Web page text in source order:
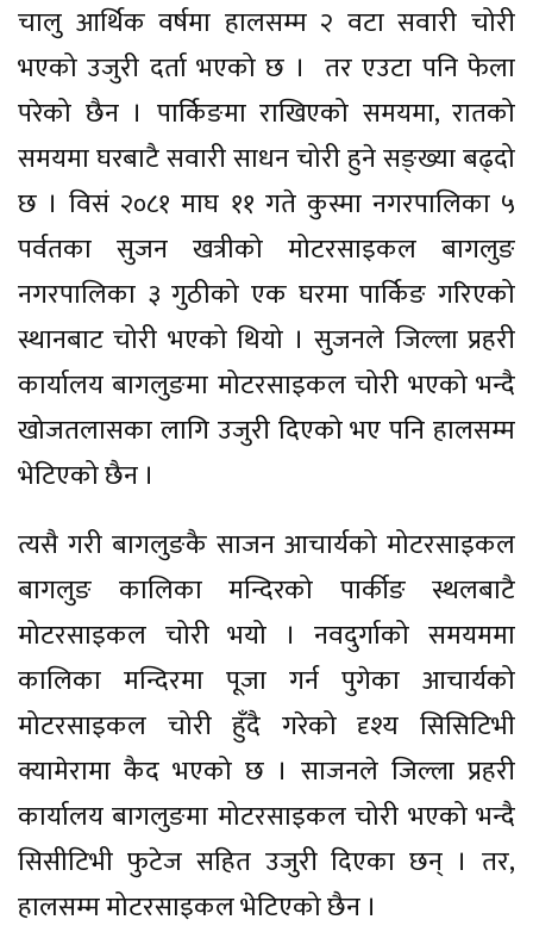
चालु आर्थिक वर्षमा हालसम्म २ वटा सवारी चोरी
भएको उजुरी दर्ता भएको छ । तर एउटा पनि फेला
परेको छैन । पार्किङमा राखिएको समयमा, रातको
समयमा घरबाटै सवारी साधन चोरी हुने सङ्ख्या बढ्दो
छ । विसं २०८१ माघ ११ गते कुस्मा नगरपालिका ५
पर्वतका सुजन खत्रीको मोटरसाइकल बागलुङ
नगरपालिका ३ गुठीको एक घरमा पार्किङ गरिएको
स्थानबाट चोरी भएको थियो । सुजनले जिल्ला प्रहरी
कार्यालय बागलुङमा मोटरसाइकल चोरी भएको भन्दै
खोजतलासका लागि उजुरी दिएको भए पनि हालसम्म
भेटिएको छैन ।
त्यसै गरी बागलुङकै साजन आचार्यको मोटरसाइकल
बागलुङ कालिका मन्दिरको पार्कीङ स्थलबाटै
मोटरसाइकल चोरी भयो । नवदुर्गाको समयममा
कालिका मन्दिरमा पूजा गर्न पुगेका आचार्यको
मोटरसाइकल चोरी हुँदै गरेको दृश्य सिसिटिभी
क्यामेरामा कैद भएको छ । साजनले जिल्ला प्रहरी
कार्यालय बागलुङमा मोटरसाइकल चोरी भएको भन्दै
सिसीटिभी फुटेज सहित उजुरी दिएका छन् । तर,
हालसम्म मोटरसाइकल भेटिएको छैन ।